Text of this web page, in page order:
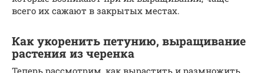
всего их сажают в закрытых местах.
Как укоренить петунию, выращивание
растения из черенка